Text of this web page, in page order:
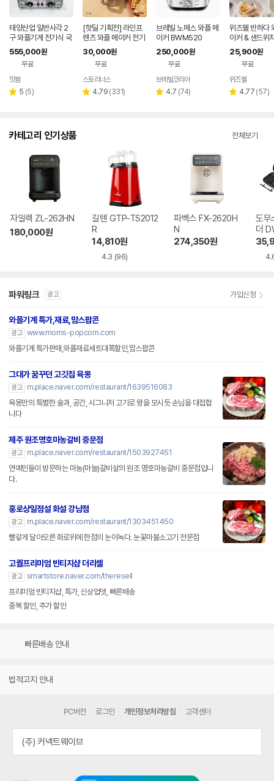
태양산업 일반사각 2
구 와플기계 전기식 국
내제조 조리기 / WPR
-450T
555,000원
무료
페이
맛붐
별 5 리
(5)
[핫딜 기획전] 라인프
렌즈 와플 메이커 전기
팬 기계 (브라운)
30,000원
무료
스토리너스
별 4.79 리
(331)
브레빌 노메스 와플 메
이커 BWM520
250,000원
무료
브레빌코리아
별 4.7 리
(74)
위즈웰 반하다
이커 & 샌드위
커 기계 2in1
25,900원
무료
위즈웰
별 4.77 리
(57)
카테고리 인기상품 전체보기
자일렉 ZL-262HN
180,000원
길텐 GTP-TS2012
R
14,810원
4.3 (96)
파벡스 FX-2620H
N
274,350원
도무
더
파워링크 광고 가입신청
와플기계 특가,재료,맘스팝콘
광고 www.moms-popcorn.com
와플기계 특가판매,와플재료세트대폭할인,맘스팝콘
그대가 꿈꾸던 고깃집 육몽
광고
m.place.naver.com/restaurant/1639516083
육몽만의 특별한 술과, 공간, 시그니처 고기로 왕을 모시듯 손님을 대접합
니다
제주 원조명호마농갈비 중문점
광고
m.place.naver.com/restaurant/1503927451
연예인들이 방문하는 마농(마늘)갈비살의 원조 명호마농갈비 중문점입니
다.
홍로상일점설 화설 강남점
광고
m.place.naver.com/restaurant/1303451450
빨갛게 달아오른 화로위에 한점의 눈이녹다. 눈꽃마블소고기 전문점
고퀄프리미엄 빈티지샵 더리셀
광고 smartstore.naver.com/theresell
프리미엄 빈티지샵, 특가, 신상업뎃, 빠른배송
중복 할인, 추가 할인
빠른배송 안내
법적고지 안내
PC버전 로그인 개인정보처리방침 고객센터
(주) 커넥트웨이브